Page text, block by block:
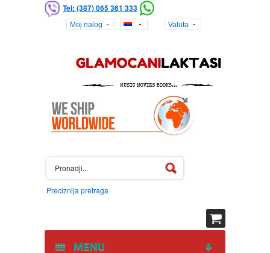
Tel: (387) 065 361 333
Moj nalog Valuta
Preciznija pretraga
MENU